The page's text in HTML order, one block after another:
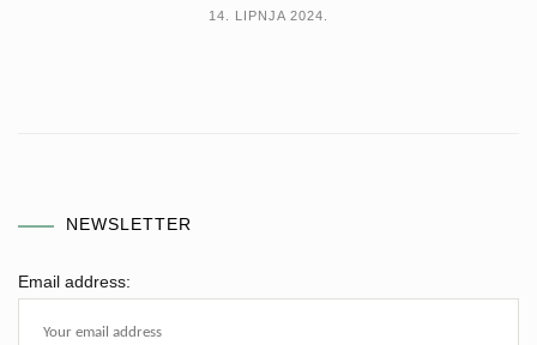
14. LIPNJA 2024.
NEWSLETTER
Email address: